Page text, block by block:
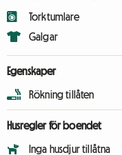
Torktumlare
Galgar
Egenskaper
Rökning tillåten
Husregler för boendet
Inga husdjur tillåtna